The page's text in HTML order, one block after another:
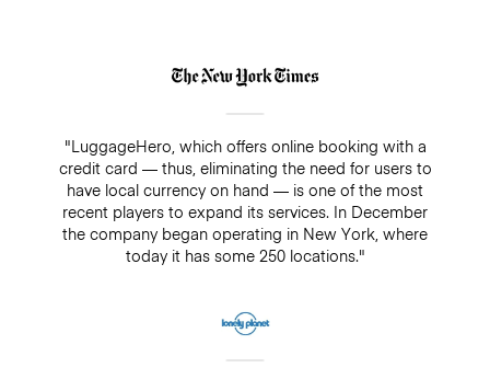
"LuggageHero, which offers online booking with a
credit card — thus, eliminating the need for users to
have local currency on hand — is one of the most
recent players to expand its services. In December
the company began operating in New York, where
today it has some 250 locations."